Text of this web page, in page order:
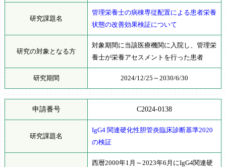
研究課題名
管理栄養士の病棟専従配置による患者栄養
状態の改善効果検証について
研究の対象となる方
対象期間に当該医療機関に入院し、管理栄
養士が栄養アセスメントを行った患者
研究期間 2024/12/25～2030/6/30
申請番号 C2024-0138
研究課題名
IgG4 関連硬化性胆管炎臨床診断基準2020
の検証
西暦2000年1月～2023年6月にIgG4関連硬